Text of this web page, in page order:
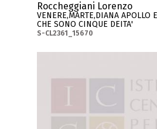
Roccheggiani Lorenzo
VENERE,MARTE,DIANA APOLLO
CHE SONO CINQUE DEITA'
S-CL2361_15670